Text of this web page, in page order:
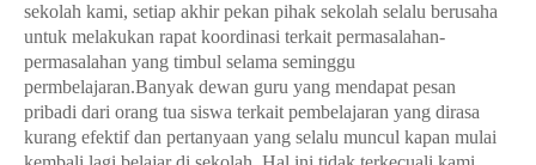
sekolah kami, setiap akhir pekan pihak sekolah selalu berusaha
untuk melakukan rapat koordinasi terkait permasalahan-
permasalahan yang timbul selama seminggu
permbelajaran.Banyak dewan guru yang mendapat pesan
pribadi dari orang tua siswa terkait pembelajaran yang dirasa
kurang efektif dan pertanyaan yang selalu muncul kapan mulai